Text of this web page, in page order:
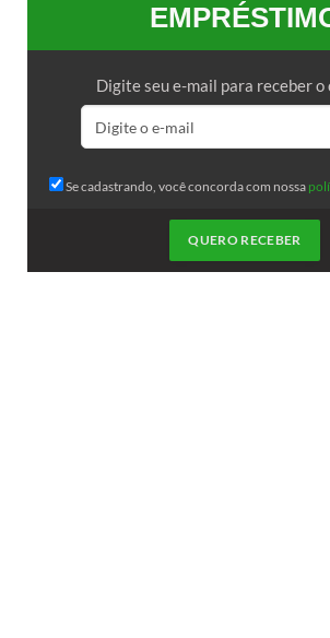
Digite seu e-mail para receber o
Se cadastrando, você concorda com nossa
QUERO RECEBER